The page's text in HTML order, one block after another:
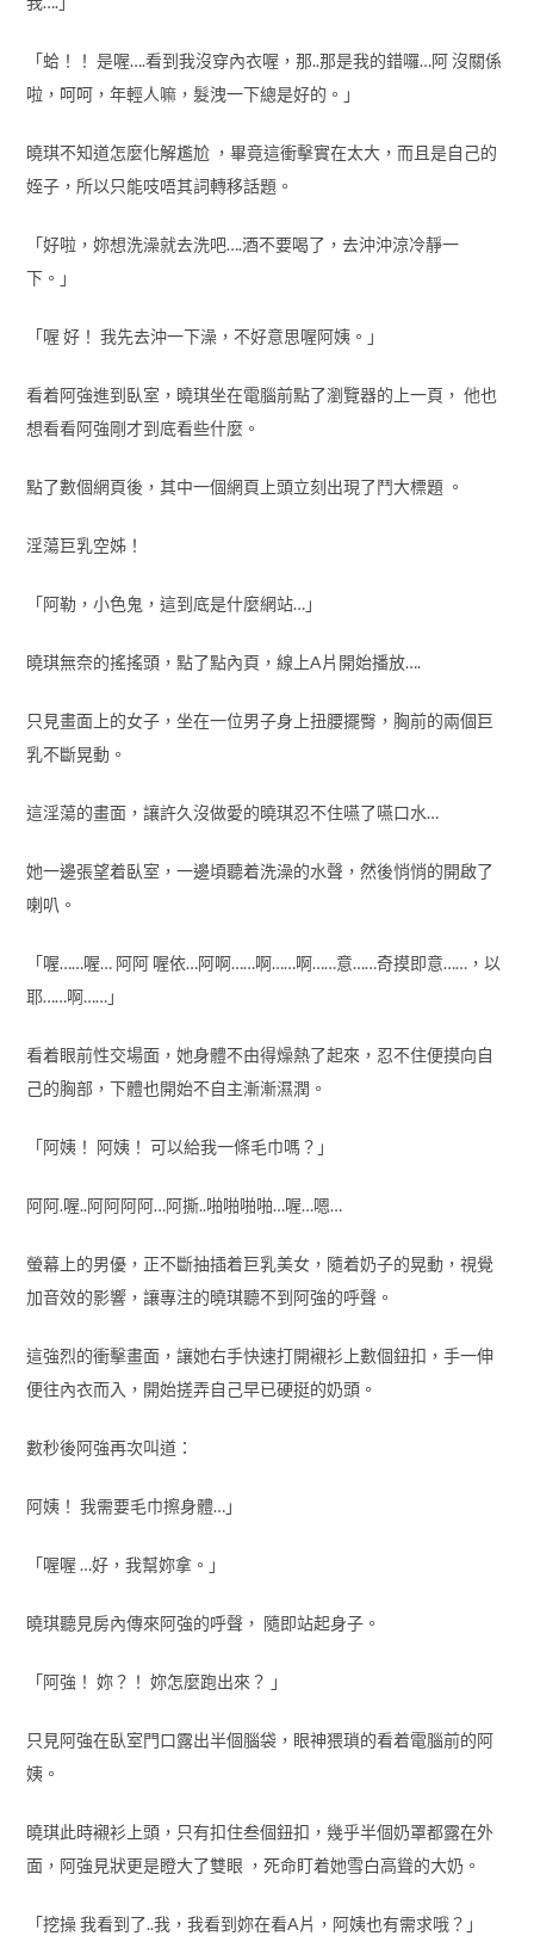
「蛤！！ 是喔….看到我沒穿內衣喔，那..那是我的錯囉…阿 沒關係
啦，呵呵，年輕人嘛，髮洩一下總是好的。」
曉琪不知道怎麼化解尷尬 ，畢竟這衝擊實在太大，而且是自己的
姪子，所以只能吱唔其詞轉移話題。
「好啦，妳想洗澡就去洗吧….酒不要喝了，去沖沖涼冷靜一
下。」
「喔 好！ 我先去沖一下澡，不好意思喔阿姨。」
看着阿強進到臥室，曉琪坐在電腦前點了瀏覽器的上一頁， 他也
想看看阿強剛才到底看些什麼。
點了數個網頁後，其中一個網頁上頭立刻出現了鬥大標題 。
淫蕩巨乳空姊！
「阿勒，小色鬼，這到底是什麼網站…」
曉琪無奈的搖搖頭，點了點內頁，線上A片開始播放….
只見畫面上的女子，坐在一位男子身上扭腰擺臀，胸前的兩個巨
乳不斷晃動。
這淫蕩的畫面，讓許久沒做愛的曉琪忍不住嚥了嚥口水…
她一邊張望着臥室，一邊頃聽着洗澡的水聲，然後悄悄的開啟了
喇叭。
「喔……喔… 阿阿 喔依…阿啊……啊……啊……意……奇摸即意……，以
耶……啊……」
看着眼前性交場面，她身體不由得燥熱了起來，忍不住便摸向自
己的胸部，下體也開始不自主漸漸濕潤。
「阿姨！ 阿姨！ 可以給我一條毛巾嗎？」
阿阿.喔..阿阿阿阿…阿撕..啪啪啪啪…喔…嗯…
螢幕上的男優，正不斷抽插着巨乳美女，隨着奶子的晃動，視覺
加音效的影響，讓專注的曉琪聽不到阿強的呼聲。
這強烈的衝擊畫面，讓她右手快速打開襯衫上數個鈕扣，手一伸
便往內衣而入，開始搓弄自己早已硬挺的奶頭。
數秒後阿強再次叫道：
阿姨！ 我需要毛巾擦身體…」
「喔喔 …好，我幫妳拿。」
曉琪聽見房內傳來阿強的呼聲， 隨即站起身子。
「阿強！ 妳？！ 妳怎麼跑出來？ 」
只見阿強在臥室門口露出半個腦袋，眼神猥瑣的看着電腦前的阿
姨。
曉琪此時襯衫上頭，只有扣住叁個鈕扣，幾乎半個奶罩都露在外
面，阿強見狀更是瞪大了雙眼 ，死命盯着她雪白高聳的大奶。
「挖操 我看到了..我，我看到妳在看A片，阿姨也有需求哦？」